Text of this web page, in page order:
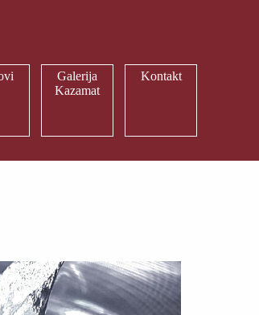
Galerija
Kazamat
Kontakt